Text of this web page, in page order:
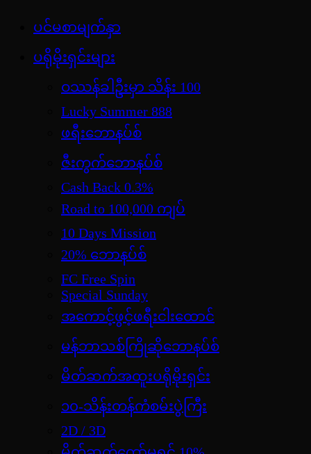
content
jdbKX News
အားကစားသတင်း | ရုပ်ရှင်အညွှန်း | စာအုပ်စင် |
ဝတ္ထုတို
ပင်မစာမျက်နှာ
ပရိုမိုးရှင်းများ
ဝဿန်ခါဦးမှာ သိန်း 100
Lucky Summer 888
ဖရီးဘောနပ်စ်
ဇီးကွက်ဘောနပ်စ်
Cash Back 0.3%
Road to 100,000 ကျပ်
10 Days Mission
20% ဘောနပ်စ်
FC Free Spin
Special Sunday
အကောင့်ဖွင့်ဖရီးငါးထောင်
မန်ဘာသစ်ကြိုဆိုဘောနပ်စ်
မိတ်ဆက်အထူးပရိုမိုးရှင်း
၁၀-သိန်းတန်ကံစမ်းပွဲကြီး
2D / 3D